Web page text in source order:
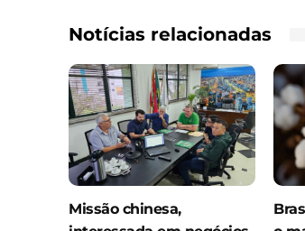
Notícias relacionadas
Missão chinesa,